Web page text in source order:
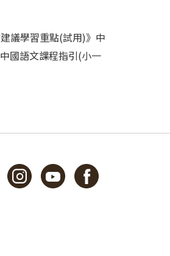
議學習重點(試用)》中
國語文課程指引(小一